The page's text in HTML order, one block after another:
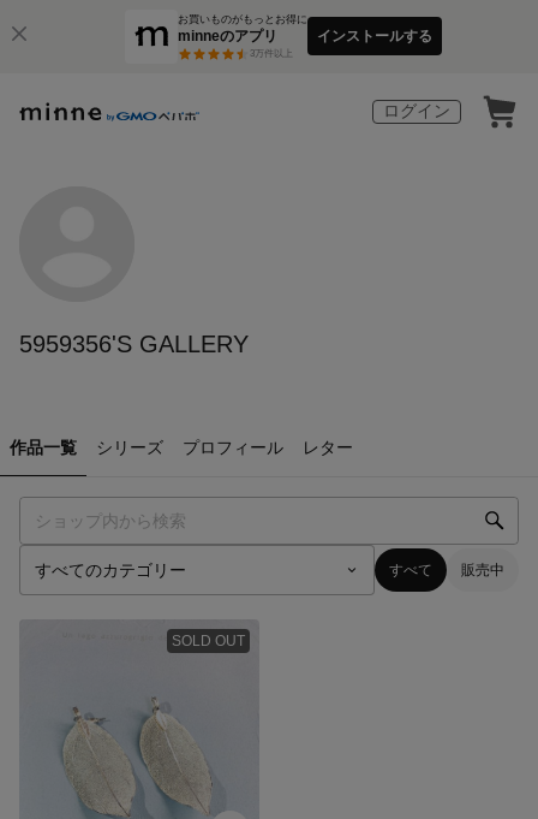
お買いものがもっとお得に
minneのアプリ
3万件以上
インストールする
ログイン
5959356'S GALLERY
作品一覧 シリーズ プロフィール レター
すべて 販売中
SOLD OUT